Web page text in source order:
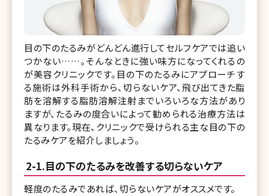
目の下のたるみがどんどん進行してセルフケアでは追い
つかない……。そんなときに強い味方になってくれるの
が美容クリニックです。目の下のたるみにアプローチす
る施術は外科手術から、切らないケア、飛び出てきた脂
肪を溶解する脂肪溶解注射までいろいろな方法があり
ますが、たるみの度合いによって勧められる治療方法は
異なります。現在、クリニックで受けられる主な目の下の
たるみケアを紹介しましょう。
2-1.目の下のたるみを改善する切らないケア
軽度のたるみであれば、切らないケアがオススメです。